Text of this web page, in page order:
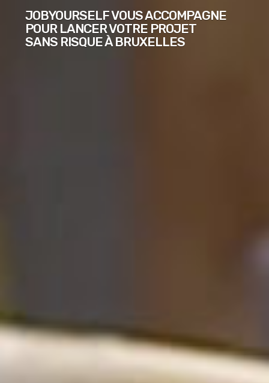
JOBYOURSELF VOUS ACCOMPAGNE
POUR LANCER VOTRE PROJET
SANS RISQUE À BRUXELLES